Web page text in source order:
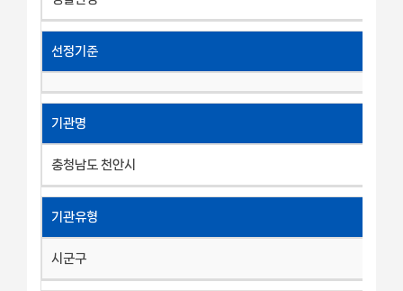
선정기준
기관명
충청남도 천안시
기관유형
시군구